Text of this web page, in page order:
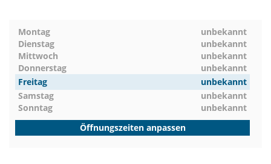
Montag
unbekannt
Dienstag
unbekannt
Mittwoch
unbekannt
Donnerstag
unbekannt
Freitag
unbekannt
Samstag
unbekannt
Sonntag
unbekannt
Öffnungszeiten anpassen